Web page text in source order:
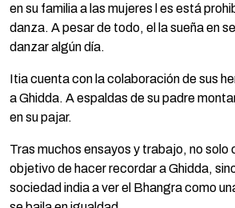
en su familia a las mujeres l es está
danza. A pesar de todo, el la sueña en
danzar algún día.
Itia cuenta con la colaboración de sus
a Ghidda. A espaldas de su padre
en su pajar.
Tras muchos ensayos y trabajo, no solo
objetivo de hacer recordar a Ghidda,
sociedad india a ver el Bhangra como